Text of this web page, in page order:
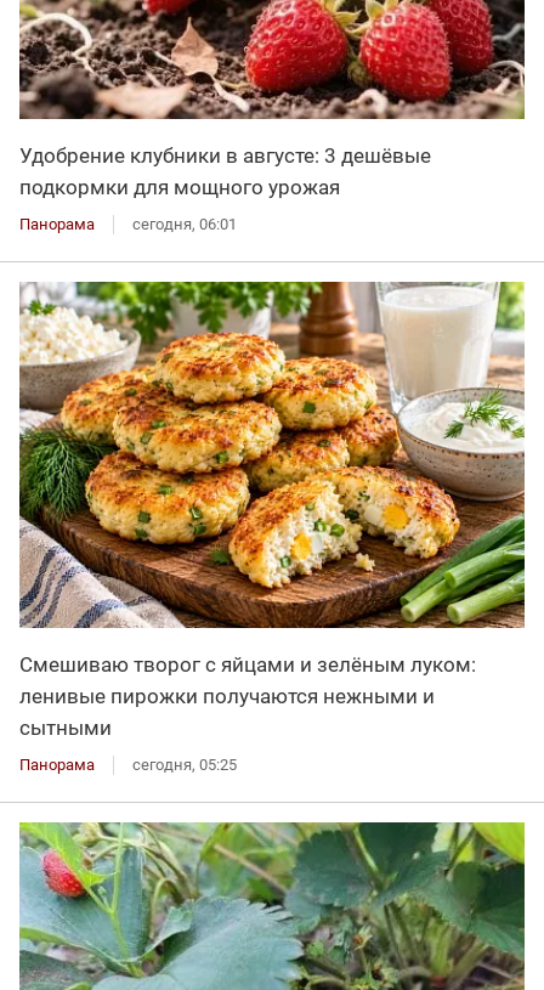
Удобрение клубники в августе: 3 дешёвые
подкормки для мощного урожая
Панорама сегодня, 06:01
Смешиваю творог с яйцами и зелёным луком:
ленивые пирожки получаются нежными и
сытными
Панорама сегодня, 05:25